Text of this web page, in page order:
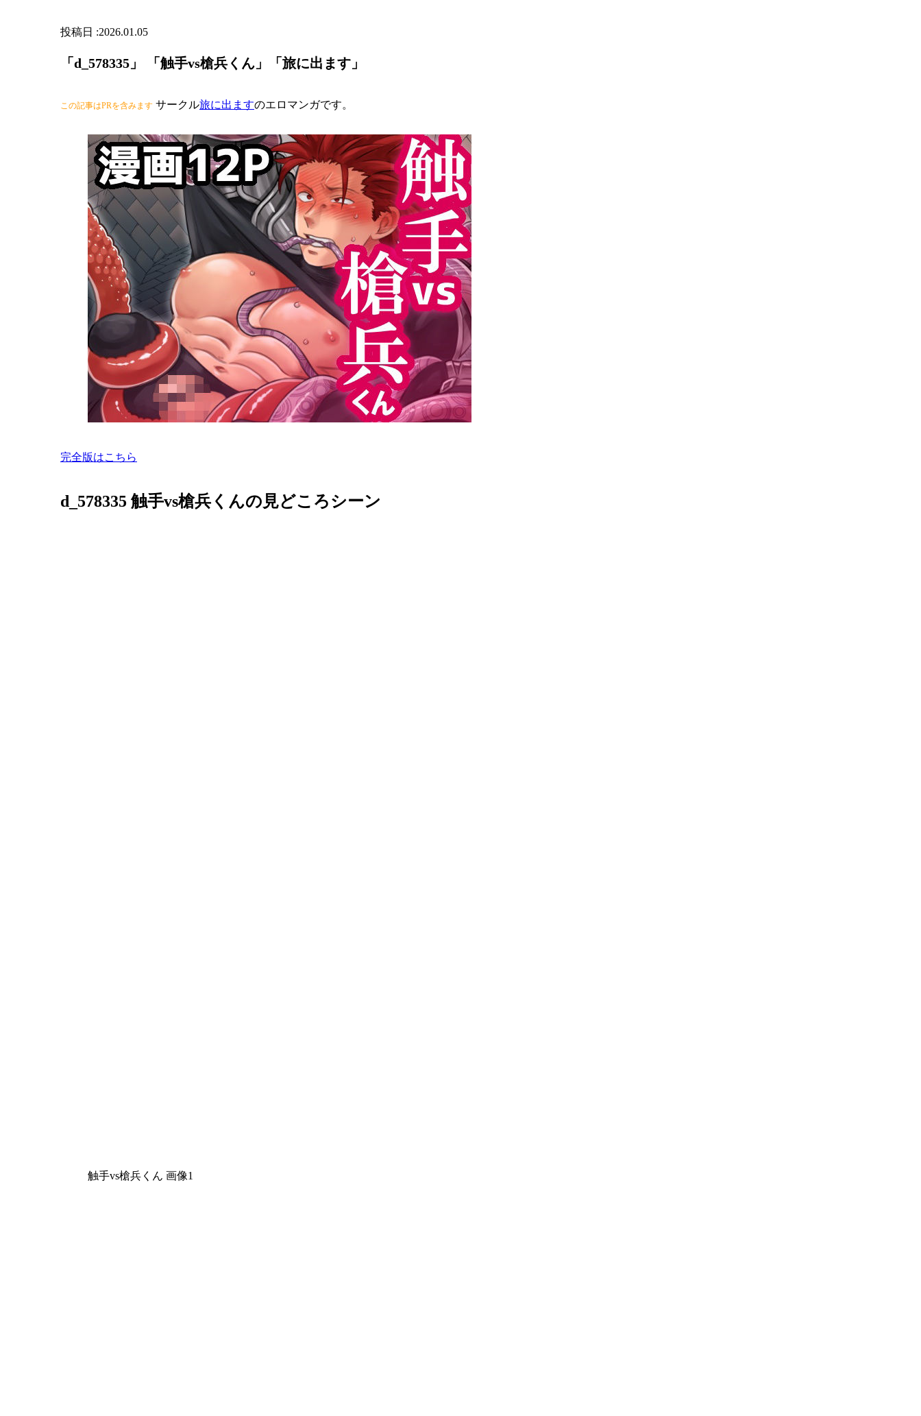
2026.01.05
「d_578335」 「触手vs槍兵くん」「旅に出ます」
この記事はPRを含みます サークル旅に出ますのエロマンガです。
完全版はこちら
d_578335 触手vs槍兵くんの見どころシーン
触手vs槍兵くん 画像1